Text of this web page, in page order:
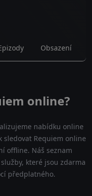
Obsazení
online?
nabídku online
sledovat Requiem online
offline. Náš seznam
které jsou zdarma
předplatného.